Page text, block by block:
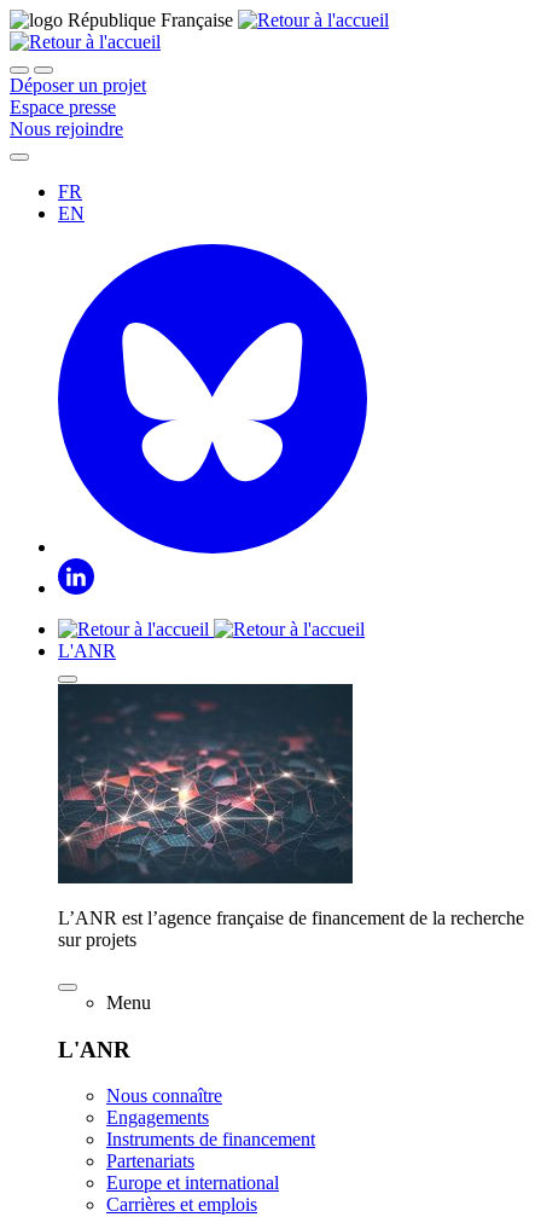
Déposer un projet
Espace presse
Nous rejoindre
FR
EN
L'ANR
L’ANR est l’agence française de financement de la recherche
sur projets
Menu
L'ANR
Nous connaître
Engagements
Instruments de financement
Partenariats
Europe et international
Carrières et emplois